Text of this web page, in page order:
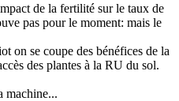
de la fertilité sur le taux de
pas pour le moment: mais le
on se coupe des bénéfices de la
des plantes à la RU du sol.
machine...